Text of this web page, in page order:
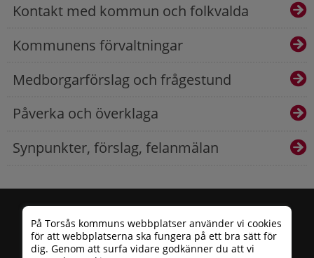
På Torsås kommuns webbplatser använder vi cookies
för att webbplatserna ska fungera på ett bra sätt för
dig. Genom att surfa vidare godkänner du att vi
Kontakt med kommun och folkvalda
Kommunens förvaltningar
Medborgarförslag och frågestund
Påverka och överklaga
Synpunkter, förslag, felanmälan